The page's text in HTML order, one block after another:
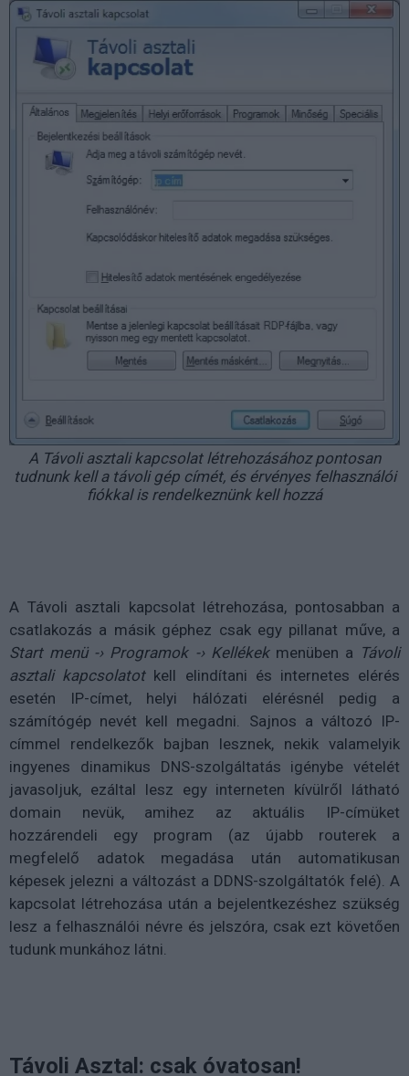
A Távoli asztali kapcsolat létrehozásához pontosan
tudnunk kell a távoli gép címét, és érvényes felhasználói
fiókkal is rendelkeznünk kell hozzá
A Távoli asztali kapcsolat létrehozása, pontosabban a
csatlakozás a másik géphez csak egy pillanat műve, a
Start menü -› Programok -› Kellékekmenüben a Távoli
asztali kapcsolatotkell elindítani és internetes elérés
esetén IP-címet, helyi hálózati elérésnél pedig a
számítógép nevét kell megadni. Sajnos a változó IP-
címmel rendelkezők bajban lesznek, nekik valamelyik
ingyenes dinamikus DNS-szolgáltatás igénybe vételét
javasoljuk, ezáltal lesz egy interneten kívülről látható
domain nevük, amihez az aktuális IP-címüket
hozzárendeli egy program (az újabb routerek a
megfelelő adatok megadása után automatikusan
képesek jelezni a változást a DDNS-szolgáltatók felé). A
kapcsolat létrehozása után a bejelentkezéshez szükség
lesz a felhasználói névre és jelszóra, csak ezt követően
tudunk munkához látni.
Távoli Asztal: csak óvatosan!